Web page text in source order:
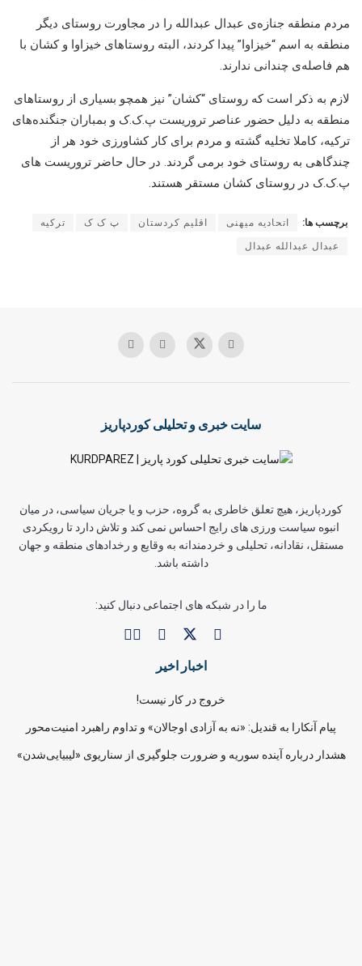
مردم منطقە جنازەی عبدال عبداللە را در مجاورت روستای دیگر
منطقە بە اسم “خیزاوا” پیدا کردند، البتە روستاهای خیزاوا و کشان با
هم فاصلەی چندانی ندارند.
لازم بە ذکر است کە روستای “کشان” نیز همچو بسیاری از روستاهای
منطقە بە دلیل حضور عناصر تروریست پ.ک.ک و بمباران جنگندەهای
ترکیە، کاملا تخلیە گشتە و مردم برای کار کشاورزی خود هر از
چندگاهی بە روستای خود برمی گردند. در حال حاضر تروریست های
پ.ک.ک در روستای کشان مستقر هستند.
برچسب ها: اتحادیه میهنی اقلیم کردستان پ ک ک ترکیه
عبدال عبدالله عبدال
سایت خبری و تحلیلی کوردپاریز
کوردپاریز، هیچ تعلق خاطری به گروه، حزب و یا جریان سیاسی، در میان
انبوه سیاست ورزی های رایج احساس نمی کند و تلاش دارد تا رویکردی
مستقل، نقادانه، تحلیلی و خردمندانه به وقایع و رخدادهای منطقه و جهان
داشته باشد.
ما را در شبکه های اجتماعی دنبال کنید:
اخبار اخیر
خروج در کار نیست!
پیام آنکارا به قندیل: «نه به آزادی اوجالان» و تداوم راهبرد امنیت‌محور
هشدار درباره آینده سوریه و ضرورت جلوگیری از سناریوی «لیبیایی‌شدن»